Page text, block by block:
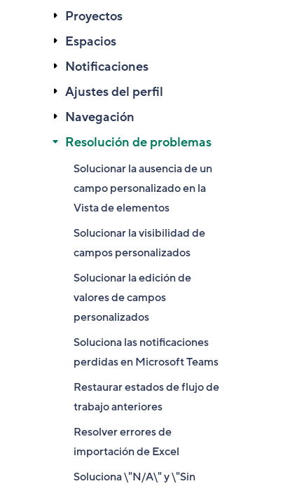
Proyectos
Espacios
Notificaciones
Ajustes del perfil
Navegación
Resolución de problemas
Solucionar la ausencia de un
campo personalizado en la
Vista de elementos
Solucionar la visibilidad de
campos personalizados
Solucionar la edición de
valores de campos
personalizados
Soluciona las notificaciones
perdidas en Microsoft Teams
Restaurar estados de flujo de
trabajo anteriores
Resolver errores de
importación de Excel
Soluciona \"N/A\" y \"Sin